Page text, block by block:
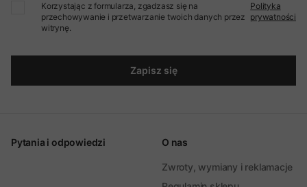
Korzystając z formularza, zgadzasz się na
przechowywanie i przetwarzanie twoich danych przez
witrynę.
Polityka
prywatności
Zapisz się
Pytania i odpowiedzi O nas
Zwroty, wymiany i reklamacje